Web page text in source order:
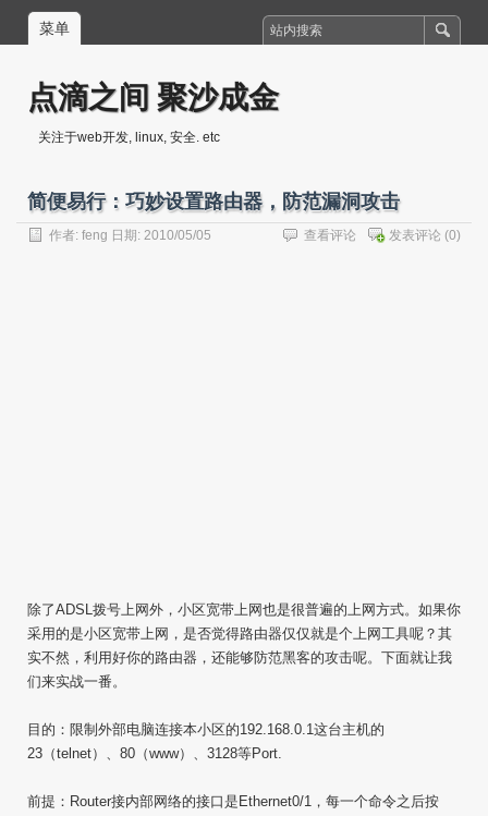
菜单
点滴之间 聚沙成金
关注于web开发, linux, 安全. etc
简便易行：巧妙设置路由器，防范漏洞攻击
作者: feng 日期: 2010/05/05 发表评论 (0)
查看评论
除了ADSL拨号上网外，小区宽带上网也是很普遍的上网方式。如果你
采用的是小区宽带上网，是否觉得路由器仅仅就是个上网工具呢？其
实不然，利用好你的路由器，还能够防范黑客的攻击呢。下面就让我
们来实战一番。
目的：限制外部电脑连接本小区的192.168.0.1这台主机的
23（telnet）、80（www）、3128等Port.
前提：Router接内部网络的接口是Ethernet0/1，每一个命令之后按